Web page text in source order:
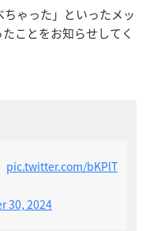
ゃった」といったメッ
ことをお知らせしてく
pic.twitter.com/bKPlT
30, 2024